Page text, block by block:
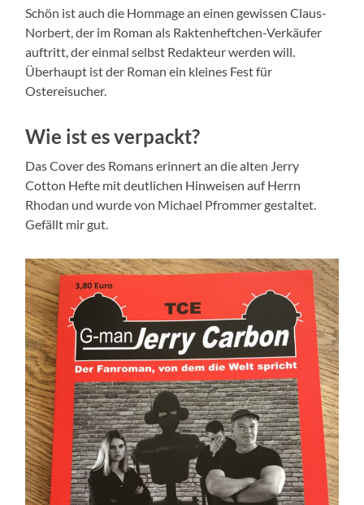
Schön ist auch die Hommage an einen gewissen Claus-
Norbert, der im Roman als Raktenheftchen-Verkäufer
auftritt, der einmal selbst Redakteur werden will.
Überhaupt ist der Roman ein kleines Fest für
Ostereisucher.
Wie ist es verpackt?
Das Cover des Romans erinnert an die alten Jerry
Cotton Hefte mit deutlichen Hinweisen auf Herrn
Rhodan und wurde von Michael Pfrommer gestaltet.
Gefällt mir gut.